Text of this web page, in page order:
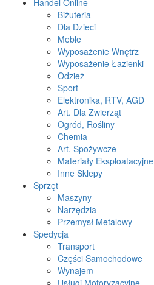
Handel Online
Biżuteria
Dla Dzieci
Meble
Wyposażenie Wnętrz
Wyposażenie Łazienki
Odzież
Sport
Elektronika, RTV, AGD
Art. Dla Zwierząt
Ogród, Rośliny
Chemia
Art. Spożywcze
Materiały Eksploatacyjne
Inne Sklepy
Sprzęt
Maszyny
Narzędzia
Przemysł Metalowy
Spedycja
Transport
Części Samochodowe
Wynajem
Usługi Motoryzacyjne